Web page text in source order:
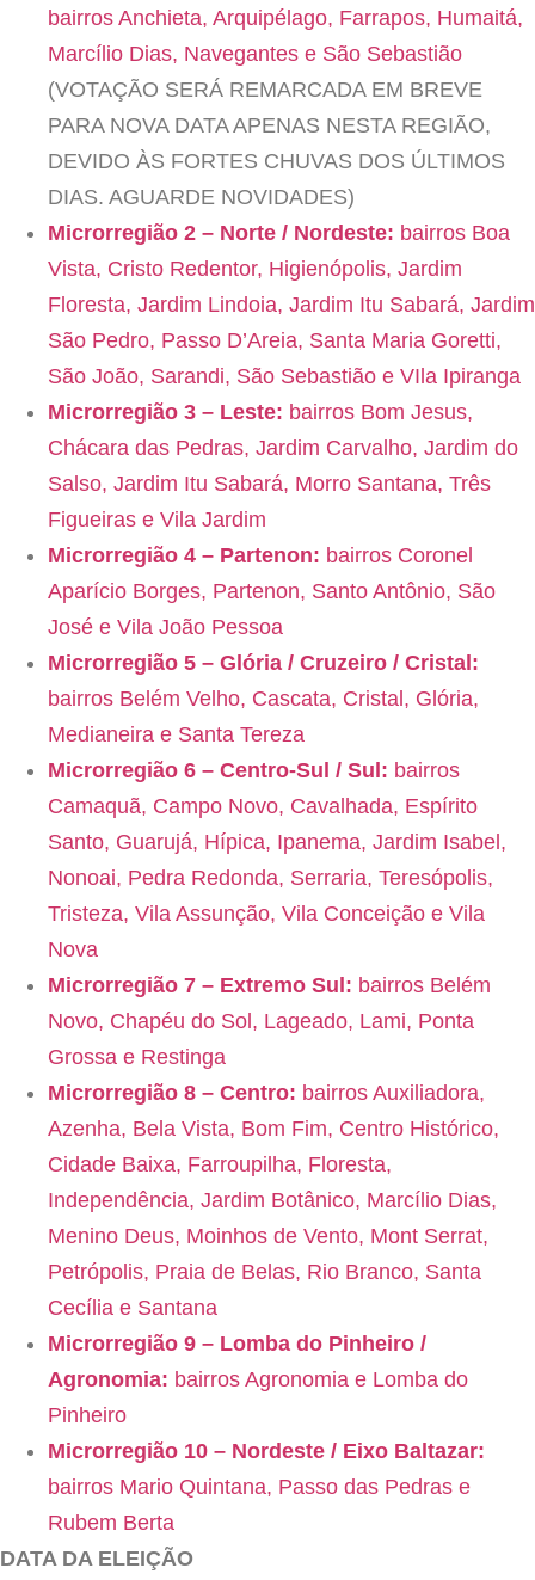
bairros Anchieta, Arquipélago, Farrapos, Humaitá,
Marcílio Dias, Navegantes e São Sebastião
(VOTAÇÃO SERÁ REMARCADA EM BREVE
PARA NOVA DATA APENAS NESTA REGIÃO,
DEVIDO ÀS FORTES CHUVAS DOS ÚLTIMOS
DIAS. AGUARDE NOVIDADES)
Microrregião 2 – Norte / Nordeste: bairros Boa
Vista, Cristo Redentor, Higienópolis, Jardim
Floresta, Jardim Lindoia, Jardim Itu Sabará, Jardim
São Pedro, Passo D’Areia, Santa Maria Goretti,
São João, Sarandi, São Sebastião e VIla Ipiranga
Microrregião 3 – Leste: bairros Bom Jesus,
Chácara das Pedras, Jardim Carvalho, Jardim do
Salso, Jardim Itu Sabará, Morro Santana, Três
Figueiras e Vila Jardim
Microrregião 4 – Partenon: bairros Coronel
Aparício Borges, Partenon, Santo Antônio, São
José e Vila João Pessoa
Microrregião 5 – Glória / Cruzeiro / Cristal:
bairros Belém Velho, Cascata, Cristal, Glória,
Medianeira e Santa Tereza
Microrregião 6 – Centro-Sul / Sul: bairros
Camaquã, Campo Novo, Cavalhada, Espírito
Santo, Guarujá, Hípica, Ipanema, Jardim Isabel,
Nonoai, Pedra Redonda, Serraria, Teresópolis,
Tristeza, Vila Assunção, Vila Conceição e Vila
Nova
Microrregião 7 – Extremo Sul: bairros Belém
Novo, Chapéu do Sol, Lageado, Lami, Ponta
Grossa e Restinga
Microrregião 8 – Centro: bairros Auxiliadora,
Azenha, Bela Vista, Bom Fim, Centro Histórico,
Cidade Baixa, Farroupilha, Floresta,
Independência, Jardim Botânico, Marcílio Dias,
Menino Deus, Moinhos de Vento, Mont Serrat,
Petrópolis, Praia de Belas, Rio Branco, Santa
Cecília e Santana
Microrregião 9 – Lomba do Pinheiro /
Agronomia: bairros Agronomia e Lomba do
Pinheiro
Microrregião 10 – Nordeste / Eixo Baltazar:
bairros Mario Quintana, Passo das Pedras e
Rubem Berta
DATA DA ELEIÇÃO